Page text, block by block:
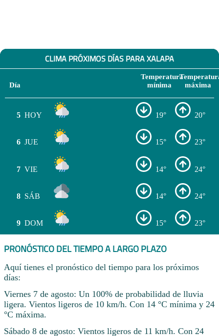
CLIMA PRÓXIMOS DÍAS PARA XALAPA
Día
Temperatura
mínima
máxima
5 HOY 19° 20°
6 JUE 15° 23°
7 VIE 14° 24°
8 SÁB 14° 24°
9 DOM 15° 23°
PRONÓSTICO DEL TIEMPO A LARGO PLAZO
Aquí tienes el pronóstico del tiempo para los próximos
días:
Viernes 7 de agosto: Un 100% de probabilidad de lluvia
ligera. Vientos ligeros de 10 km/h. Con 14 °C mínima y 24
°C máxima.
Sábado 8 de agosto: Vientos ligeros de 11 km/h. Con 24